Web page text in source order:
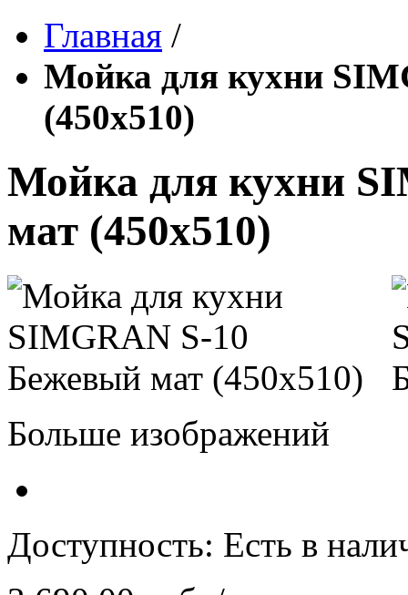
Главная /
Мойка для кухни
(450х510)
Мойка для кухни
мат (450х510)
Больше изображений
Доступность: Есть в